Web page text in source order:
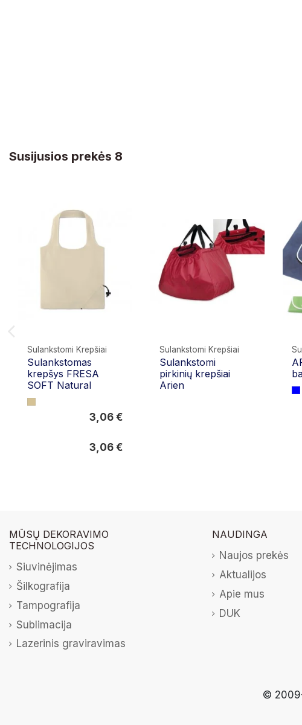
Susijusios prekės 8
Sulankstomi Krepšiai
Sulankstomas
krepšys FRESA
SOFT Natural
3,06 €
3,06 €
Sulankstomi Krepšiai
Sulankstomi
pirkinių krepšiai
Arien
MŪSŲ DEKORAVIMO
TECHNOLOGIJOS
Siuvinėjimas
Šilkografija
Tampografija
Sublimacija
Lazerinis graviravimas
NAUDINGA
Naujos prekės
Aktualijos
Apie mus
DUK
©